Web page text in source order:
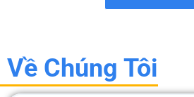
Về Chúng Tôi